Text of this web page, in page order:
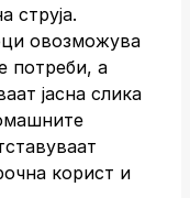
струја.
овозможува
потреби, а
јасна слика
корист и